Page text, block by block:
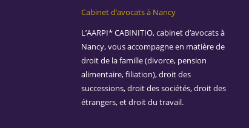
Cabinet d’avocats à Nancy
L’AARPI* CABINITIO, cabinet d’avocats à
Nancy, vous accompagne en matière de
droit de la famille (divorce, pension
alimentaire, filiation), droit des
successions, droit des sociétés, droit des
étrangers, et droit du travail.